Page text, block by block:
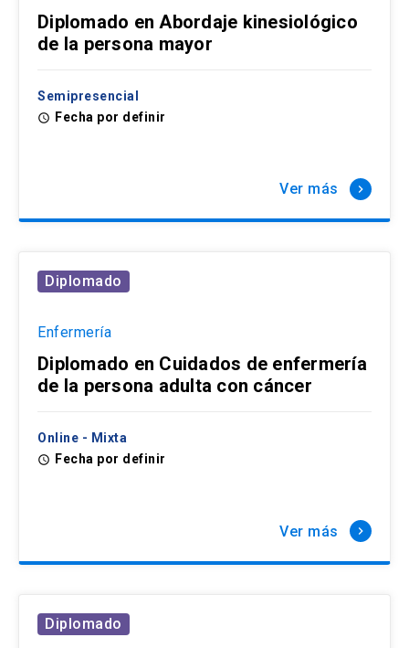
Diplomado en Abordaje kinesiológico
de la persona mayor
Semipresencial
access_time Fecha por definir
Ver más keyboard_arrow_right
Diplomado
Enfermería
Diplomado en Cuidados de enfermería
de la persona adulta con cáncer
Online - Mixta
access_time Fecha por definir
Ver más keyboard_arrow_right
Diplomado